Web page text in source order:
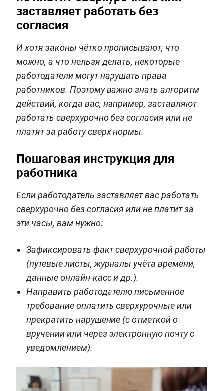
заставляет работать без
согласия
И хотя законы чётко прописывают, что
можно, а что нельзя делать, некоторые
работодатели могут нарушать права
работников. Поэтому важно знать алгоритм
действий, когда вас, например, заставляют
работать сверхурочно без согласия или не
платят за работу сверх нормы.
Пошаговая инструкция для
работника
Если работодатель заставляет вас работать
сверхурочно без согласия или не платит за
эти часы, вам нужно:
Зафиксировать факт сверхурочной работы
(путевые листы, журналы учёта времени,
данные онлайн-касс и др.).
Направить работодателю письменное
требование оплатить сверхурочные или
прекратить нарушение (с отметкой о
вручении или через электронную почту с
уведомлением).